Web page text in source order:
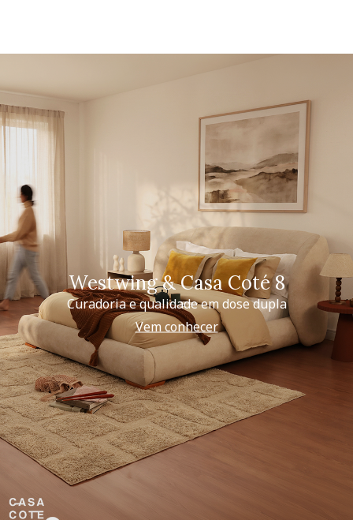
Westwing & Casa Coté 8
Curadoria e qualidade em dose dupla
Vem conhecer